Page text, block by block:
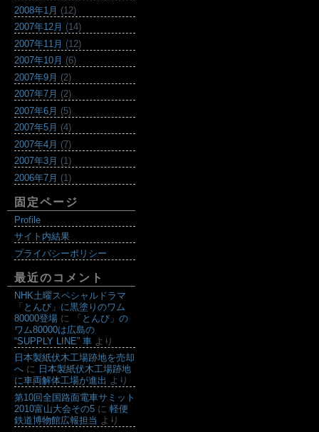
2008年1月 (12)
2007年12月 (14)
2007年11月 (12)
2007年10月 (6)
2007年9月 (2)
2007年7月 (2)
2007年6月 (5)
2007年5月 (4)
2007年4月 (7)
2007年3月 (1)
2006年7月 (1)
固定ページ
Profile
サイト内結果
プライバシーポリシー
最近のコメント
NHK土曜スペシャルドラマ
「とんび」に黒塗りのワム
80000登場 に
「とんび」の
ワム80000は広島の
“SUPPLY LINE” 車 より
日本製紙伏木工場跡地を売却
へ に 日本製紙伏木工場跡地
に車両解体工場が進出 より
第10回全国路面電車サミット
2010富山大会その5 に 軽便
鉄道博物館広報担当 より